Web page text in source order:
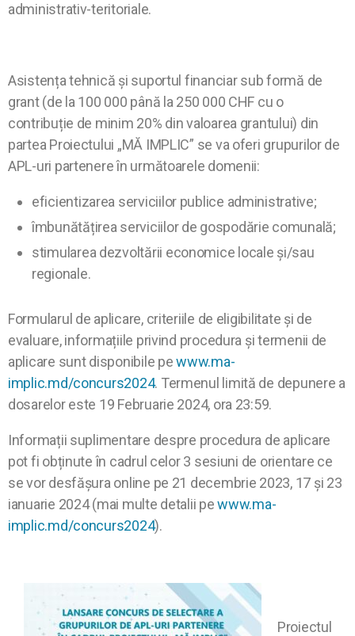
administrativ-teritoriale.
Asistența tehnică și suportul financiar sub formă de
grant (de la 100 000 până la 250 000 CHF cu o
contribuție de minim 20% din valoarea grantului) din
partea Proiectului „MĂ IMPLIC” se va oferi grupurilor de
APL-uri partenere în următoarele domenii:
eficientizarea serviciilor publice administrative;
îmbunătățirea serviciilor de gospodărie comunală;
stimularea dezvoltării economice locale și/sau
regionale.
Formularul de aplicare, criteriile de eligibilitate și de
evaluare, informațiile privind procedura și termenii de
aplicare sunt disponibile pewww.ma-
implic.md/concurs2024. Termenul limită de depunere a
dosarelor este 19 Februarie 2024, ora 23:59.
Informații suplimentare despre procedura de aplicare
pot fi obținute în cadrul celor 3 sesiuni de orientare ce
se vor desfășura online pe 21 decembrie 2023, 17 și 23
ianuarie 2024 (mai multe detalii pewww.ma-
implic.md/concurs2024).
Proiectul